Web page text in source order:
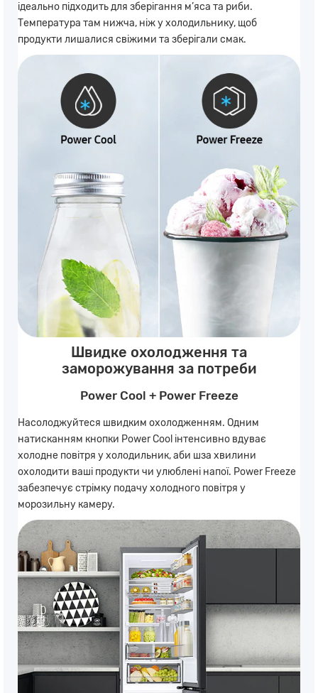
ідеально підходить для зберігання м’яса та риби.
Температура там нижча, ніж у холодильнику, щоб
продукти лишалися свіжими та зберігали смак.
Швидке охолодження та
заморожування за потреби
Power Cool + Power Freeze
Насолоджуйтеся швидким охолодженням. Одним
натисканням кнопки Power Cool інтенсивно вдуває
холодне повітря у холодильник, аби шза хвилини
охолодити ваші продукти чи улюблені напої. Power Freeze
забезпечує стрімку подачу холодного повітря у
морозильну камеру.